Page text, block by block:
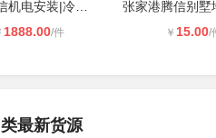
1888.00/件 ￥ 15.00/
类最新货源